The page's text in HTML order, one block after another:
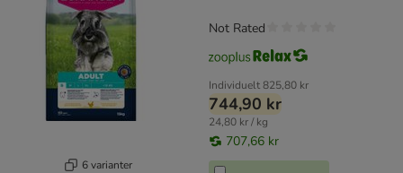
6 varianter
Individuelt825,80 kr
744,90 kr
24,80 kr / kg
707,66 kr
Not Rated